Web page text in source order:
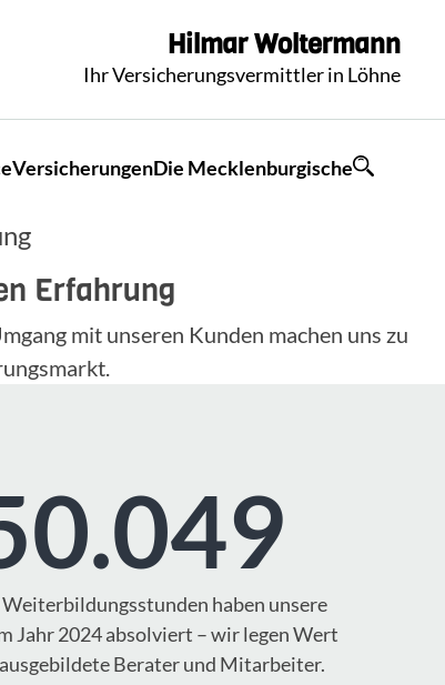
HilmarWoltermann
Ihr Versicherungsvermittler in Löhne
VersicherungenDie Mecklenburgische
Erfahrung
mit unseren Kunden machen uns zu
Weiterbildungsstunden haben unsere
Jahr 2024 absolviert – wir legen Wert
Berater und Mitarbeiter.